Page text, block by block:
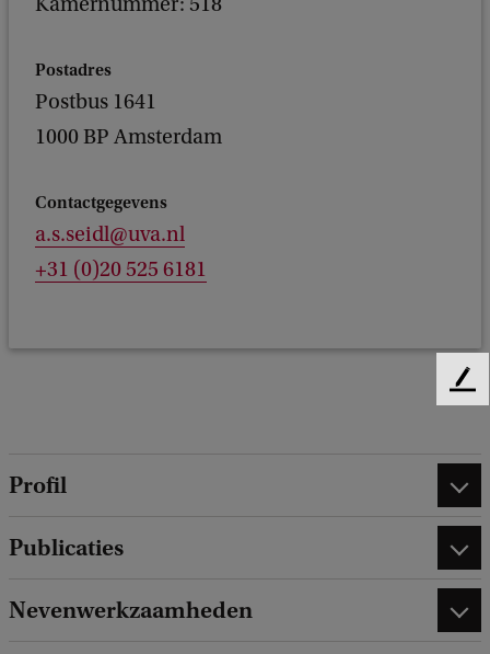
Postadres
Postbus 1641
1000 BP Amsterdam
Contactgegevens
a.s.seidl@uva.nl
+31 (0)20 525 6181
Profil
Publicaties
Nevenwerkzaamheden
F
d
b
a
k